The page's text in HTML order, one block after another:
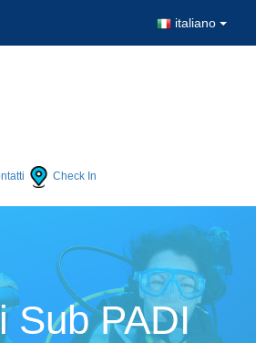
italiano
Check In
Sub PADI